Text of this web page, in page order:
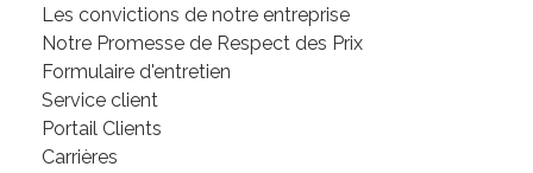
Les convictions de notre entreprise
Notre Promesse de Respect des Prix
Formulaire d'entretien
Service client
Portail Clients
Carrières